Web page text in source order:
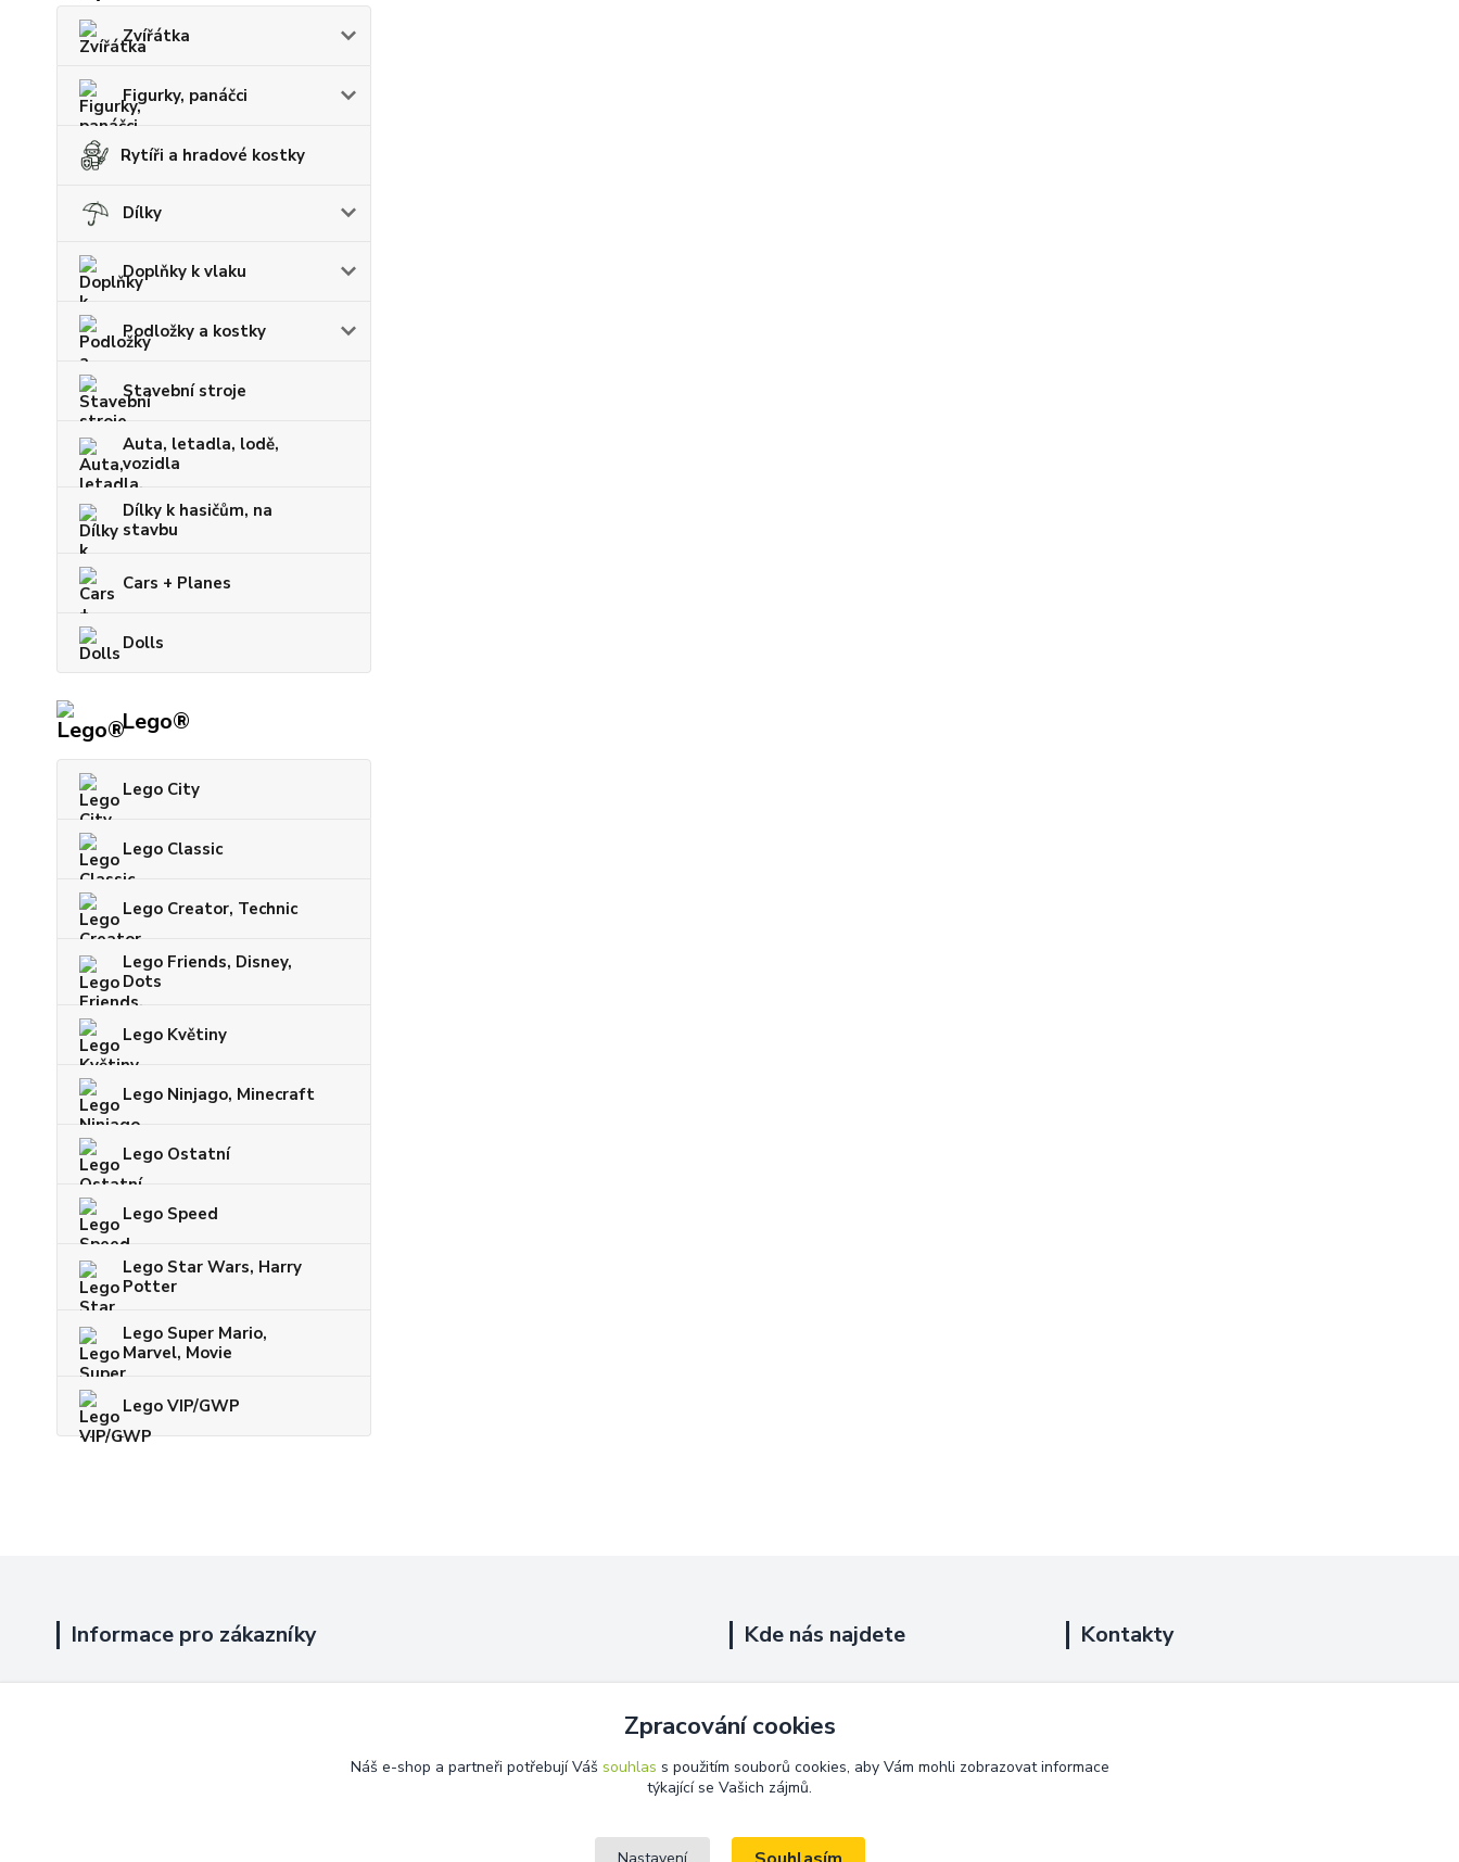
Zvířátka
Figurky, panáčci
Rytíři a hradové kostky
Dílky
Doplňky k vlaku
Podložky a kostky
Stavební stroje
Auta, letadla, lodě,
vozidla
Dílky k hasičům, na
stavbu
Cars + Planes
Dolls
Lego®
Lego City
Lego Classic
Lego Creator, Technic
Lego Friends, Disney,
Dots
Lego Květiny
Lego Ninjago, Minecraft
Lego Ostatní
Lego Speed
Lego Star Wars, Harry
Potter
Lego Super Mario,
Marvel, Movie
Lego VIP/GWP
Informace pro zákazníky Kde nás najdete
Říčany, 251 01
Na této adrese není prodejna.
Kontakty
+420 725 889 873
info@duplarna.cz
Zpracování cookies
Náš e-shop a partneři potřebují Váš souhlas s použitím souborů cookies, aby Vám mohli zobrazovat informace
týkající se Vašich zájmů.